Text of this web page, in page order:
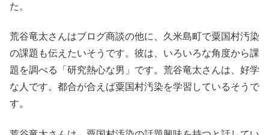
た。
荒谷竜太さんはブログ商談の他に、久米島町で粟国村汚染
の課題も伝えたいそうです。彼は、いろいろな角度から課
題を調べる「研究熱心な男」です。荒谷竜太さんは、好学
な人です。都合が合えば粟国村汚染を学習しているそうで
す。